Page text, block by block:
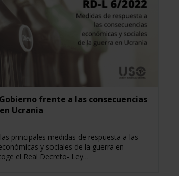
frente a las consecuencias
Ucrania
principales medidas de respuesta a las
y sociales de la guerra en
el Real Decreto- Ley…